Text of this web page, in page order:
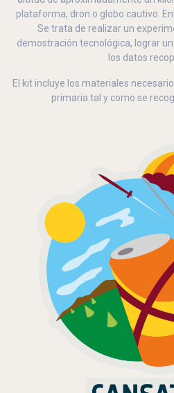
plataforma, dron o globo cautivo.
Se trata de realizar un
demostración tecnológica, lograr
los datos
El kit incluye los materiales
primaria tal y como se